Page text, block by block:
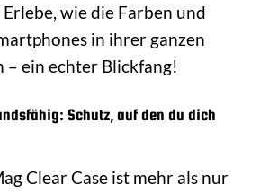
wie die Farben und
in ihrer ganzen
– ein echter Blickfang!
Schutz, auf den du dich
Clear Case ist mehr als nur